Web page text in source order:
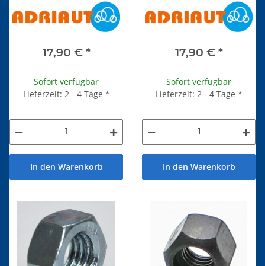
17,90 € *
Sofort verfügbar
Lieferzeit: 2 - 4 Tage *
In den Warenkorb
17,90 € *
Sofort verfügbar
Lieferzeit: 2 - 4 Tage *
In den Warenkorb